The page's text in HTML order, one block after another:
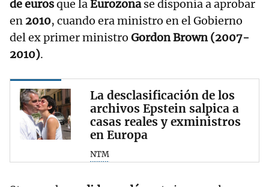
de eurosque laEurozonase disponía a aprobar
en 2010, cuando era ministro en el Gobierno
del ex primer ministro Gordon Brown (2007-
2010).
La desclasificación de los
archivos Epstein salpica a
casas reales y exministros
en Europa
NTM